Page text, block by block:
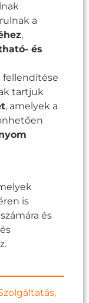
a
,
és
fellendítése
tartjuk
, amelyek a
is
és
,